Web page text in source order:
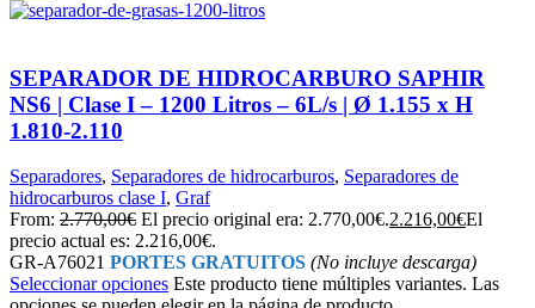
SEPARADOR DE HIDROCARBURO SAPHIR
NS6 | Clase I – 1200 Litros – 6L/s | Ø 1.155 x H
1.810-2.110
Separadores, Separadores de hidrocarburos, Separadores de
hidrocarburos clase I, Graf
From: 2.770,00€ El precio original era: 2.770,00€.2.216,00€El
precio actual es: 2.216,00€.
GR-A76021 PORTES GRATUITOS (No incluye descarga)
Seleccionar opciones Este producto tiene múltiples variantes. Las